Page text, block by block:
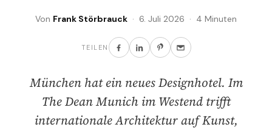
Von Frank Störbrauck · 6. Juli 2026 · 4 Minuten
TEILEN
München hat ein neues Designhotel. Im
The Dean Munich im Westend trifft
internationale Architektur auf Kunst,